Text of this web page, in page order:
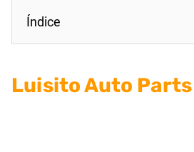
Índice
Luisito Auto Parts